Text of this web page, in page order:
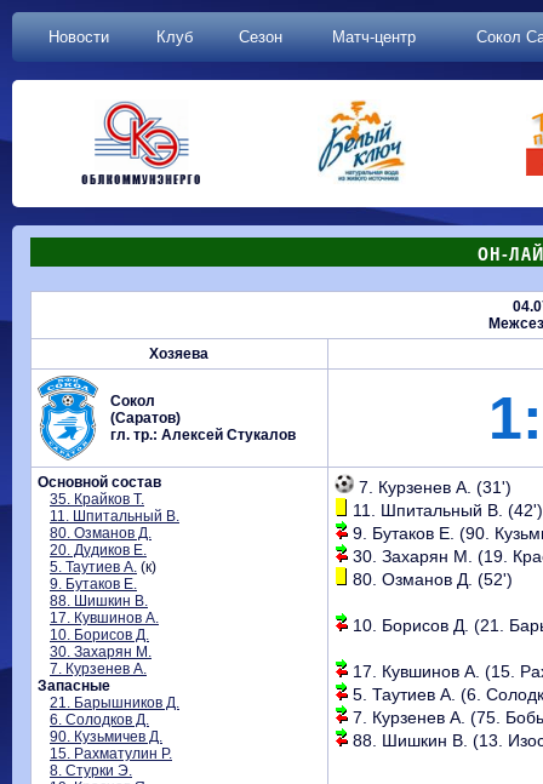
Новости Клуб Сезон Матч-центр Сокол
ОН-
Хозяева
Сокол
(Саратов)
гл. тр.: Алексей Стукалов
Основной состав
35. Крайков Т.
11. Шпитальный В.
80. Озманов Д.
20. Дудиков Е.
5. Таутиев А. (к)
9. Бутаков Е.
88. Шишкин В.
17. Кувшинов А.
10. Борисов Д.
30. Захарян М.
7. Курзенев А.
Запасные
21. Барышников Д.
6. Солодков Д.
90. Кузьмичев Д.
15. Рахматулин Р.
8. Стурки Э.
7. Курзенев А. (31')
11. Шпитальный В. (42')
9. Бутаков Е. (90.
30. Захарян М. (19.
80. Озманов Д. (52')
10. Борисов Д. (21.
17. Кувшинов А. (15.
5. Таутиев А. (6.
7. Курзенев А. (75.
88. Шишкин В. (13.